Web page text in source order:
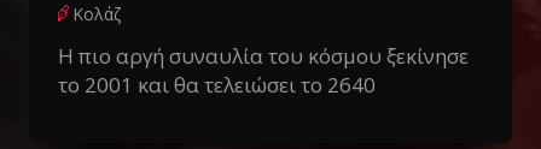
Κολάζ
Η πιο αργή συναυλία του κόσμου ξεκίνησε
το 2001 και θα τελειώσει το 2640